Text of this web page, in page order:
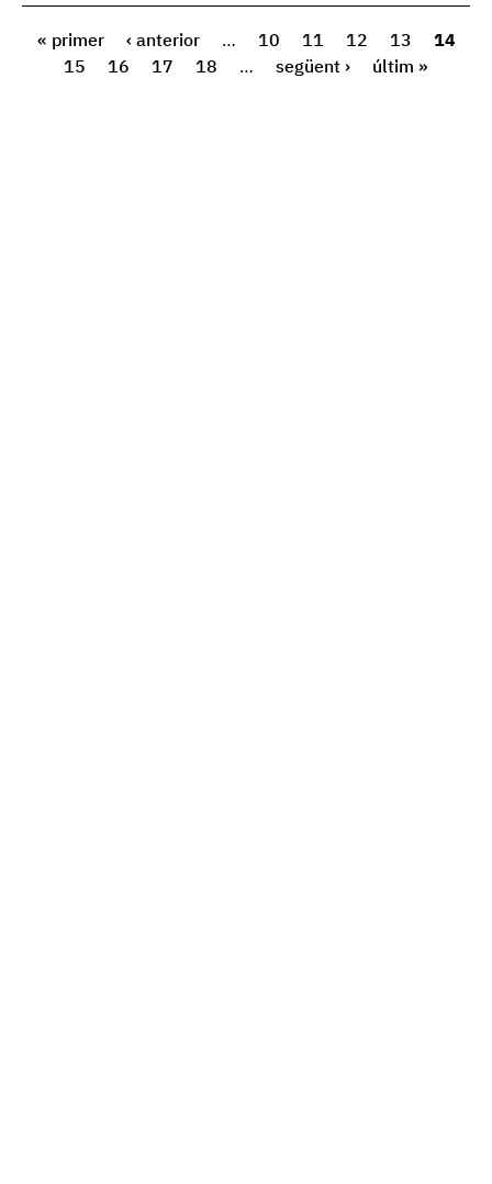
« primer ‹ anterior … 10 11 12 13
14
15
16 17 18 … següent › últim »